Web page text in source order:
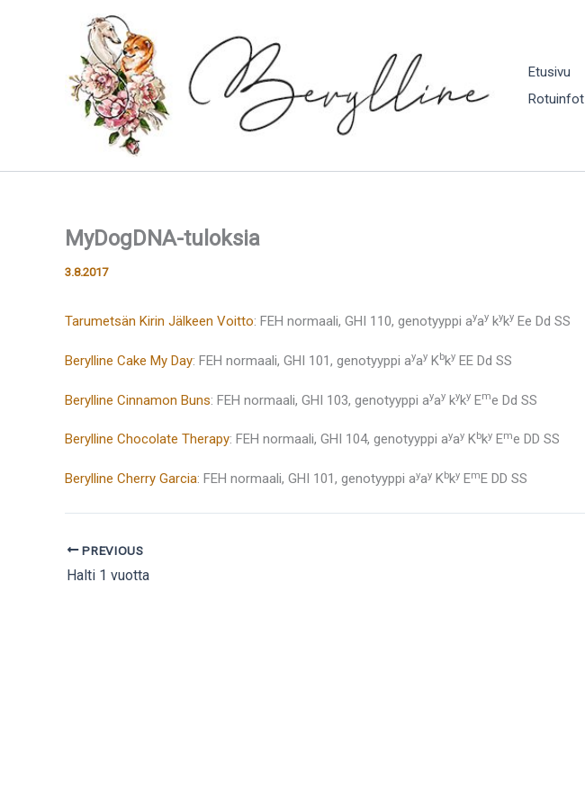
Etusivu
Rotuinfot
MyDogDNA-tuloksia
3.8.2017
Tarumetsän Kirin Jälkeen Voitto: FEH normaali, GHI 110, genotyyppi ayay kyky Ee Dd SS
Berylline Cake My Day: FEH normaali, GHI 101, genotyyppi ayay Kbky EE Dd SS
Berylline Cinnamon Buns: FEH normaali, GHI 103, genotyyppi ayay kyky Eme Dd SS
Berylline Chocolate Therapy: FEH normaali, GHI 104, genotyyppi ayay Kbky Eme DD SS
Berylline Cherry Garcia: FEH normaali, GHI 101, genotyyppi ayay Kbky EmE DD SS
PREVIOUS
Halti 1 vuotta